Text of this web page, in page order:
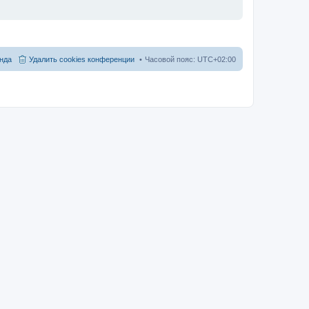
Часовой пояс: UTC+02:00
Удалить cookies конференции